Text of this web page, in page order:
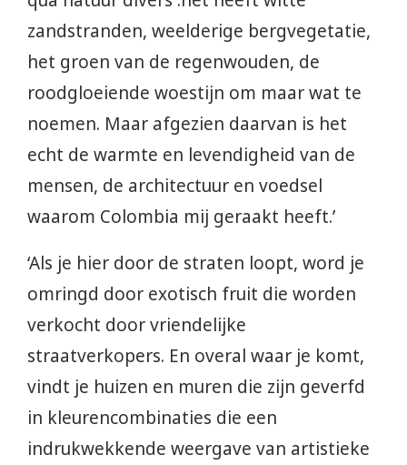
zandstranden, weelderige bergvegetatie,
het groen van de regenwouden, de
roodgloeiende woestijn om maar wat te
noemen. Maar afgezien daarvan is het
echt de warmte en levendigheid van de
mensen, de architectuur en voedsel
waarom Colombia mij geraakt heeft.’
‘Als je hier door de straten loopt, word je
omringd door exotisch fruit die worden
verkocht door vriendelijke
straatverkopers. En overal waar je komt,
vindt je huizen en muren die zijn geverfd
in kleurencombinaties die een
indrukwekkende weergave van artistieke